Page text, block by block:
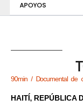
APOYOS
90min / Documental de
HAITÍ, REPÚBLICA